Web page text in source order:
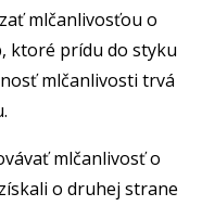
mlčanlivosťou o
ktoré prídu do styku
mlčanlivosti trvá
mlčanlivosť o
o druhej strane